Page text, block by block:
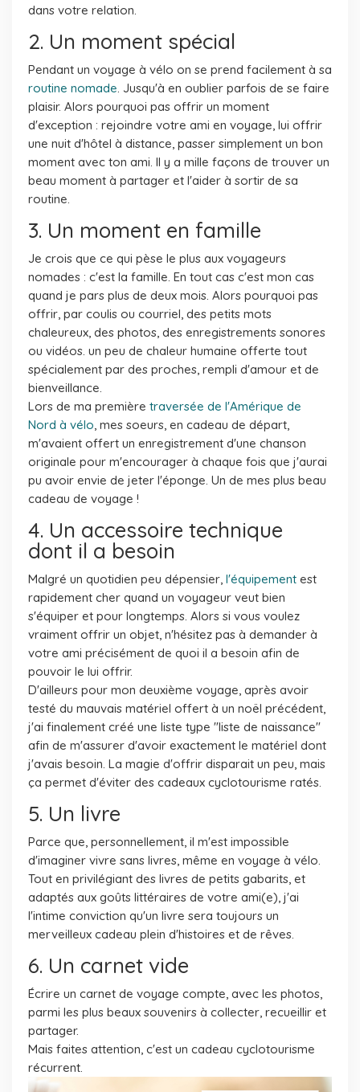
dans votre relation.
2. Un moment spécial
Pendant un voyage à vélo on se prend facilement à sa
routine nomade. Jusqu'à en oublier parfois de se faire
plaisir. Alors pourquoi pas offrir un moment
d'exception : rejoindre votre ami en voyage, lui offrir
une nuit d'hôtel à distance, passer simplement un bon
moment avec ton ami. Il y a mille façons de trouver un
beau moment à partager et l'aider à sortir de sa
routine.
3. Un moment en famille
Je crois que ce qui pèse le plus aux voyageurs
nomades : c'est la famille. En tout cas c'est mon cas
quand je pars plus de deux mois. Alors pourquoi pas
offrir, par coulis ou courriel, des petits mots
chaleureux, des photos, des enregistrements sonores
ou vidéos. un peu de chaleur humaine offerte tout
spécialement par des proches, rempli d'amour et de
bienveillance.
Lors de ma première traversée de l'Amérique de
Nord à vélo, mes soeurs, en cadeau de départ,
m'avaient offert un enregistrement d'une chanson
originale pour m'encourager à chaque fois que j'aurai
pu avoir envie de jeter l'éponge. Un de mes plus beau
cadeau de voyage !
4. Un accessoire technique
dont il a besoin
Malgré un quotidien peu dépensier, l'équipement est
rapidement cher quand un voyageur veut bien
s'équiper et pour longtemps. Alors si vous voulez
vraiment offrir un objet, n'hésitez pas à demander à
votre ami précisément de quoi il a besoin afin de
pouvoir le lui offrir.
D'ailleurs pour mon deuxième voyage, après avoir
testé du mauvais matériel offert à un noël précédent,
j'ai finalement créé une liste type "liste de naissance"
afin de m'assurer d'avoir exactement le matériel dont
j'avais besoin. La magie d'offrir disparait un peu, mais
ça permet d'éviter des cadeaux cyclotourisme ratés.
5. Un livre
Parce que, personnellement, il m'est impossible
d'imaginer vivre sans livres, même en voyage à vélo.
Tout en privilégiant des livres de petits gabarits, et
adaptés aux goûts littéraires de votre ami(e), j'ai
l'intime conviction qu'un livre sera toujours un
merveilleux cadeau plein d'histoires et de rêves.
6. Un carnet vide
Écrire un carnet de voyage compte, avec les photos,
parmi les plus beaux souvenirs à collecter, recueillir et
partager.
Mais faites attention, c'est un cadeau cyclotourisme
récurrent.